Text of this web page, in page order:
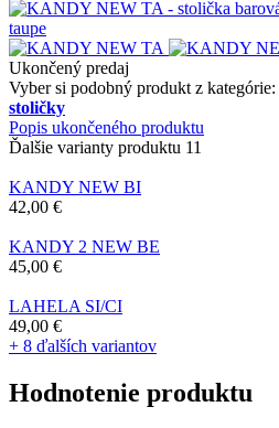
Ukončený predaj
Vyber si podobný produkt z kategórie:
stoličky
Popis ukončeného produktu
Ďalšie varianty produktu 11
KANDY NEW BI
42,00 €
KANDY 2 NEW BE
45,00 €
LAHELA SI/CI
49,00 €
+ 8 ďalších variantov
Hodnotenie produktu